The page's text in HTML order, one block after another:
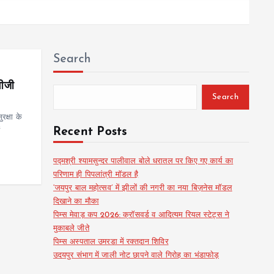
के
Search
Search
Recent Posts
पद्मश्री श्यामसुन्दर पालीवाल बोले धरातल पर किए गए कार्य का
परिणाम ही पिपलांत्री मॉडल है
‘जयपुर बाल महोत्सव’ में झीलों की नगरी का नया बिज़नेस मॉडल
दिखाने का मौका
पिम्स मेवाड़ कप 2026: क्रॉसवर्ड व आदित्यम रियल स्टेट्स ने
मुकाबले जीते
पिम्स अस्पताल उमरडा में रक्तदान शिविर
उदयपुर संभाग में जाली नोट छापने वाले गिरोह का भंडाफोड़